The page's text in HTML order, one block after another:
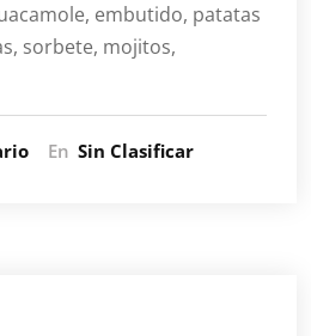
embutido, patatas
sorbete, mojitos,
En Sin Clasificar